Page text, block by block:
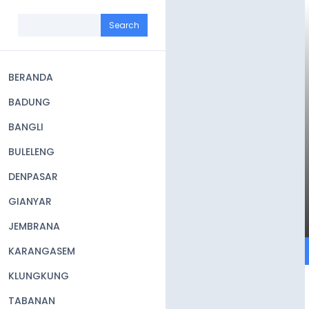
navigation
BERANDA
BADUNG
BANGLI
BULELENG
DENPASAR
GIANYAR
JEMBRANA
KARANGASEM
KLUNGKUNG
TABANAN